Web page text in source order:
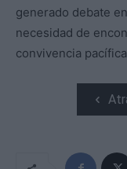
generado debate
necesidad de
convivencia